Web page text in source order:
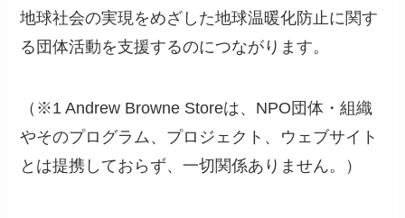
地球社会の実現をめざした地球温暖化防止に関す
る団体活動を支援するのにつながります。
（※1 Andrew Browne Storeは、NPO団体・組織
やそのプログラム、プロジェクト、ウェブサイト
とは提携しておらず、一切関係ありません。）